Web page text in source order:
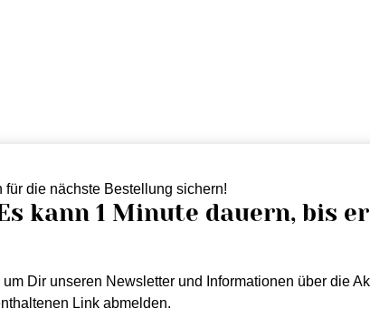
die nächste Bestellung sichern!
kann 1 Minute dauern, bis
Dir unseren Newsletter und Informationen über die
Link abmelden.